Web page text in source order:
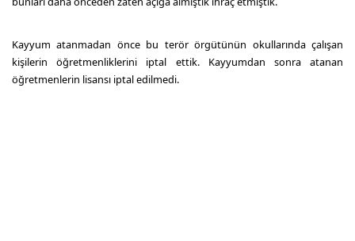
Kayyum atanmadan önce bu terör örgütünün okullarında çalışan
kişilerin öğretmenliklerini iptal ettik. Kayyumdan sonra atanan
öğretmenlerin lisansı iptal edilmedi.